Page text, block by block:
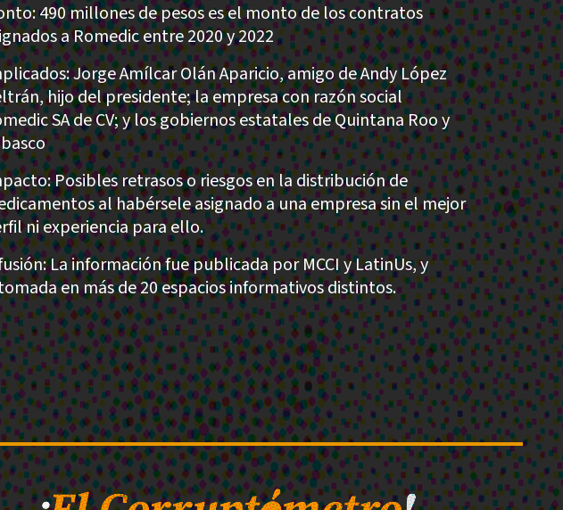
490 millones de pesos es el monto de los contratos
a Romedic entre 2020 y 2022
Jorge Amílcar Olán Aparicio, amigo de Andy López
hijo del presidente; la empresa con razón social
SA de CV; y los gobiernos estatales de Quintana Roo y
Posibles retrasos o riesgos en la distribución de
al habérsele asignado a una empresa sin el mejor
ni experiencia para ello.
La información fue publicada por MCCI y LatinUs, y
en más de 20 espacios informativos distintos.